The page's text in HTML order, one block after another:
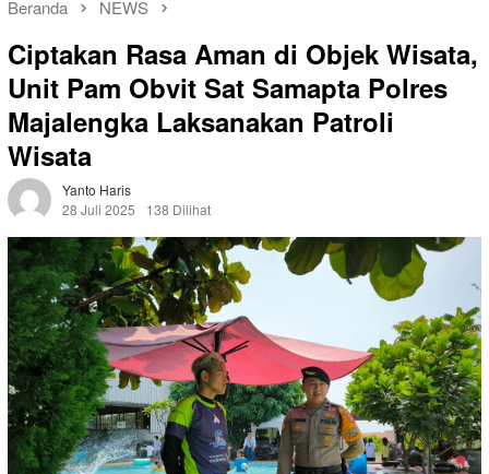
Beranda NEWS
Ciptakan Rasa Aman di Objek Wisata,
Unit Pam Obvit Sat Samapta Polres
Majalengka Laksanakan Patroli
Wisata
Yanto Haris
28 Juli 2025
138 Dilihat